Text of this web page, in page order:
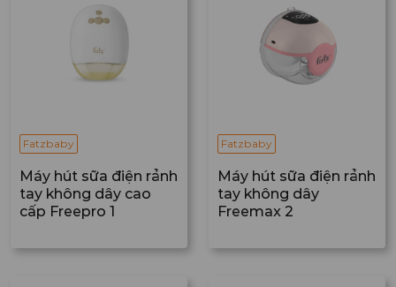
Fatzbaby
Máy hút sữa điện rảnh
tay không dây cao
cấp Freepro 1
Fatzbaby
Máy hút sữa điện rảnh
tay không dây
Freemax 2